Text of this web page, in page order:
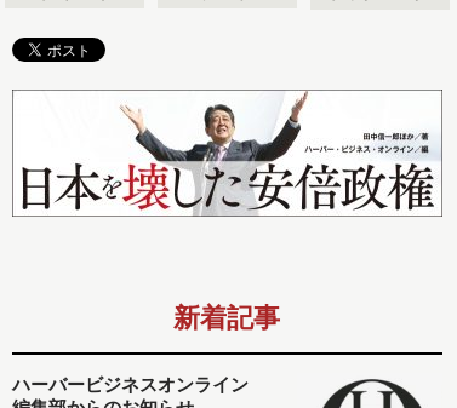
新着記事
ハーバービジネスオンライン